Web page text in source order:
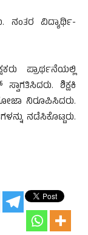
ನಂತರ ವಿದ್ಯಾರ್ಥಿ-
ಪ್ರಾರ್ಥನೆಯಲ್ಲಿ
ಶಿಕ್ಷಕಿ
ನಿರೂಪಿಸಿದರು.
ನಡೆಸಿಕೊಟ್ಟರು.